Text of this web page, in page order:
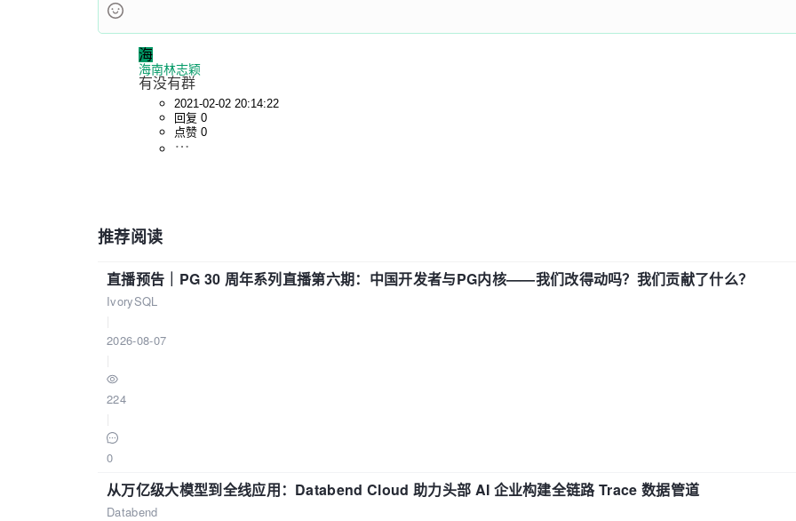
海
海南林志颖
有没有群
2021-02-02 20:14:22
回复 0
点赞 0
推荐阅读
直播预告｜PG 30 周年系列直播第六期：中国开发者与PG内核——我们改得动吗？我们贡献了什么？
IvorySQL
2026-08-07
224
0
从万亿级大模型到全线应用：Databend Cloud 助力头部 AI 企业构建全链路 Trace 数据管道
Databend